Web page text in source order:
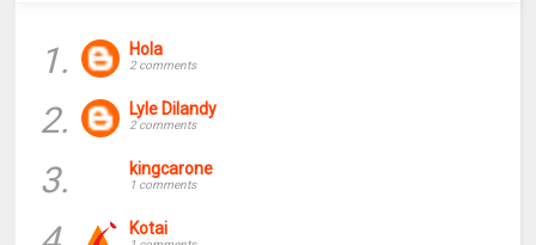
1. Hola
2 comments
2. Lyle Dilandy
2 comments
3. kingcarone
1 comments
Kotai